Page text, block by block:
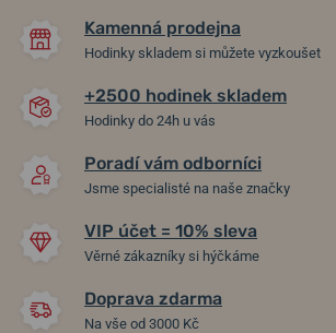
Kamenná prodejna
Hodinky skladem si můžete vyzkoušet
+2500 hodinek skladem
Hodinky do 24h u vás
Poradí vám odborníci
Jsme specialisté na naše značky
VIP účet = 10% sleva
Věrné zákazníky si hýčkáme
Doprava zdarma
Na vše od 3000 Kč